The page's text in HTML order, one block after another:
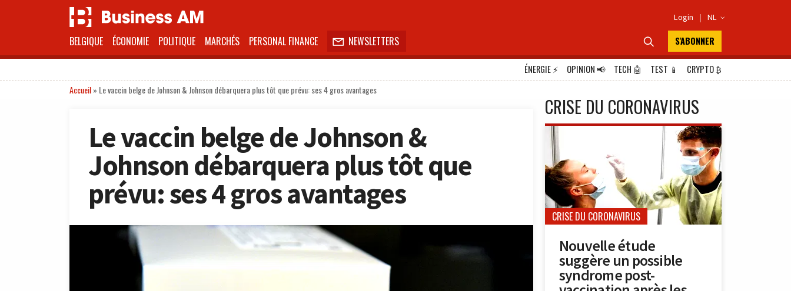
Login | NL 
BELGIQUE ÉCONOMIE POLITIQUE MARCHÉS PERSONAL FINANCE  NEWSLETTERS  S'ABONNER
ÉNERGIE⚡ OPINION📢 TECH 🤖 TEST 📱 CRYPTO₿
Accueil» Le vaccin belge de Johnson & Johnson débarquera plus tôt que prévu: ses 4 gros avantages
Le vaccin belge de Johnson &
Johnson débarquera plus tôt que
prévu: ses 4 gros avantages
CRISE DU CORONAVIRUS
CRISE DU CORONAVIRUS
Nouvelle étude
suggère un possible
syndrome post-